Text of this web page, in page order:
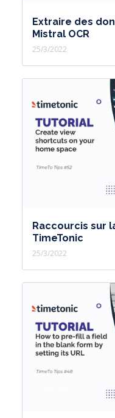
Extraire des
Mistral OCR
25/3/2022
Raccourcis sur
TimeTonic
25/3/2022